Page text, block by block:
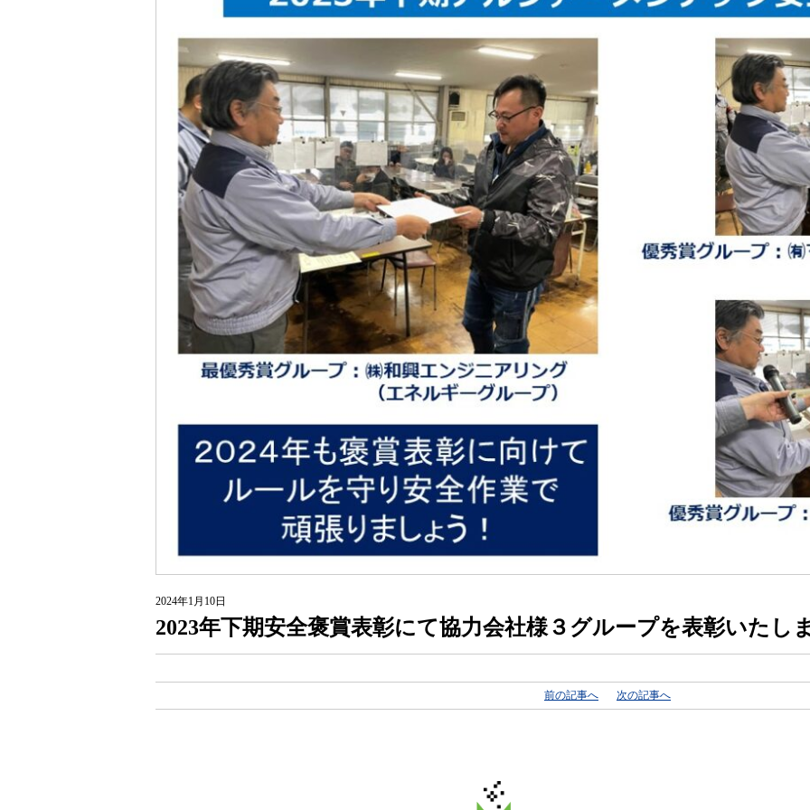
2024年1月10日
2023年下期安全褒賞表彰にて協力会社様３グループを表彰いたし
前の記事へ 次の記事へ